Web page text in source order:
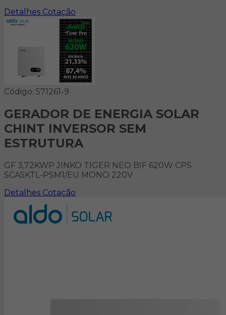
Detalhes Cotação
Código: 571261-9
GERADOR DE ENERGIA SOLAR
CHINT INVERSOR SEM
ESTRUTURA
GF 3,72KWP JINKO TIGER NEO BIF 620W CPS
SCA5KTL-PSM1/EU MONO 220V
Detalhes Cotação